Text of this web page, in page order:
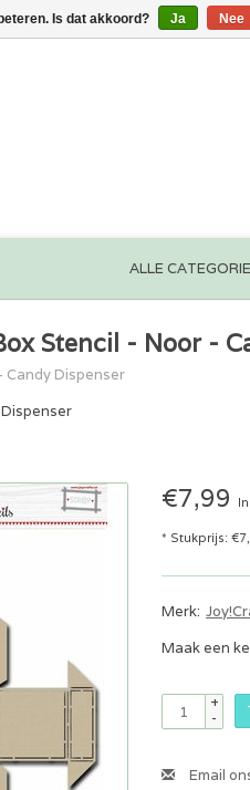
ALLE
Stencil - Noor -
Candy Dispenser
€7,99
* Stukprijs:
Merk:
Maak een
+
-
Email
Is dat akkoord? Ja Nee